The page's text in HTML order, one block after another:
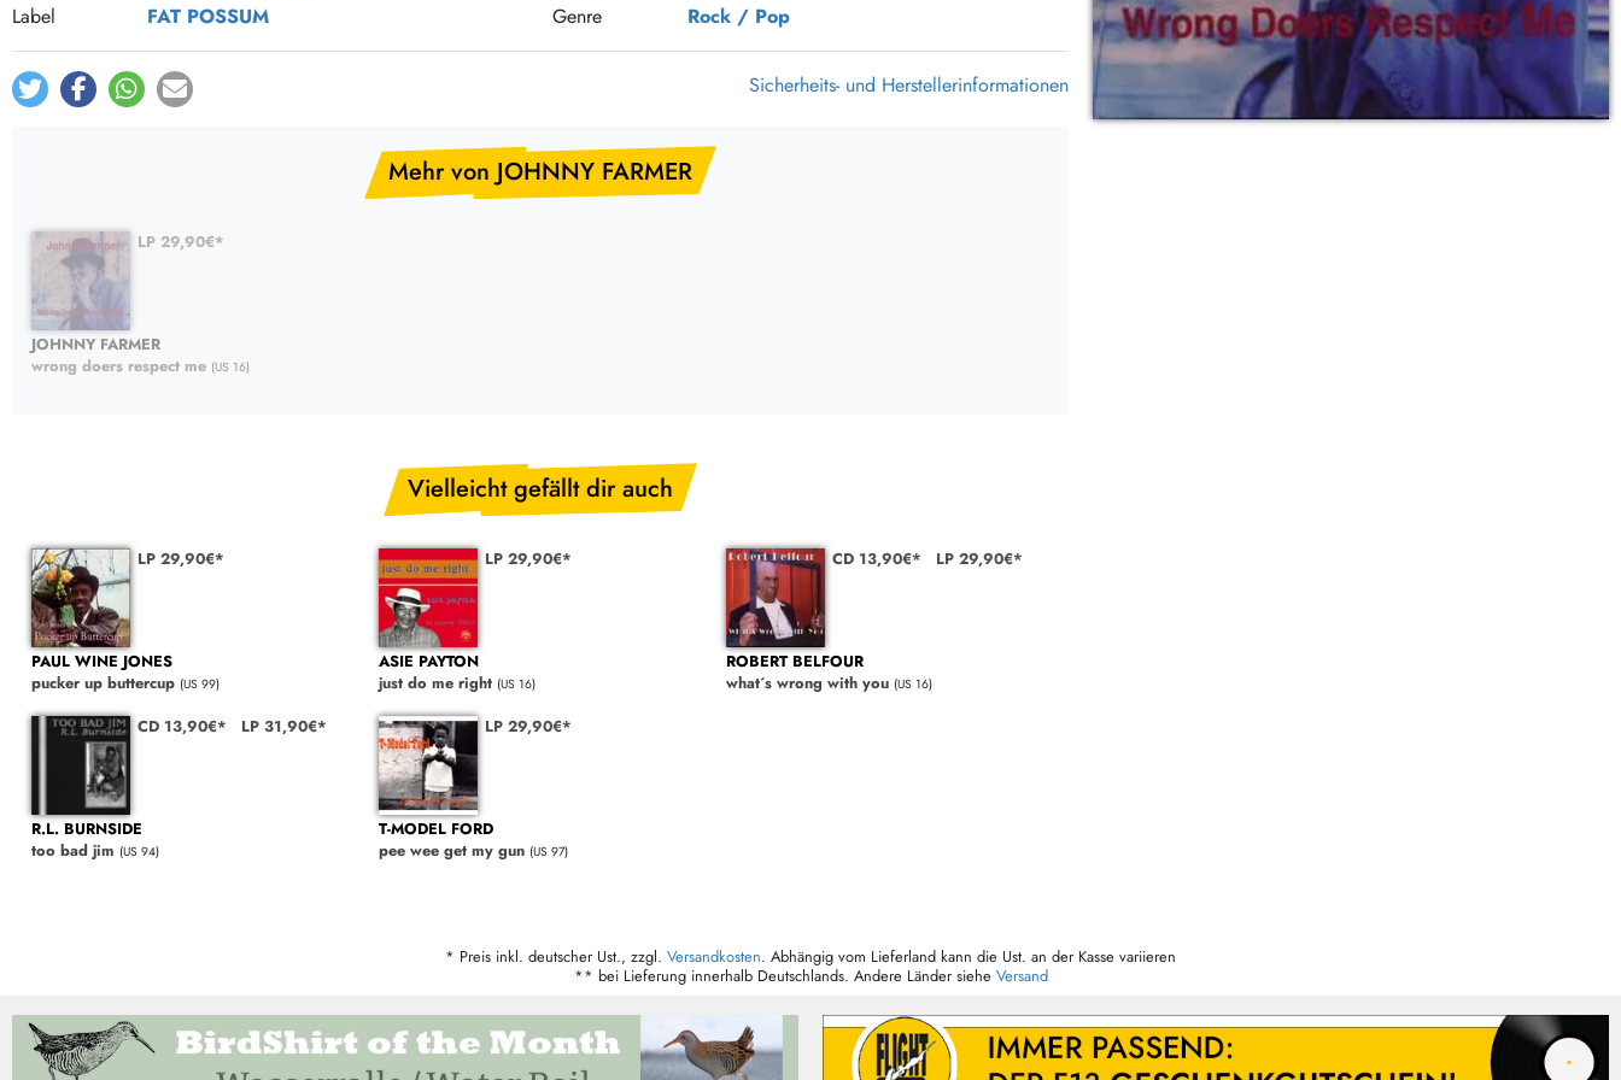
LP Hüllen, Zubehör
Bücher, Fanzines etc.
Rock / Pop
375 Aktion Vinyl Q3 2026
Clouds Hill & Broken Silence-Sommer-Aktion
RSD 2026
Epitaph Vinyl Günstiger
Label
FAT POSSUM Genre Rock / Pop
Sicherheits- und Herstellerinformationen
Mehr von JOHNNY FARMER
LP 29,90€*
JOHNNY FARMER
wrong doers respect me (US 16)
Vielleicht gefällt dir auch
LP 29,90€*
PAUL WINE JONES
pucker up buttercup (US 99)
LP 29,90€*
ASIE PAYTON
just do me right (US 16)
CD 13,90€* LP 29,90€*
ROBERT BELFOUR
what´s wrong with you (US 16)
CD 13,90€* LP 31,90€*
R.L. BURNSIDE
too bad jim (US 94)
LP 29,90€*
T-MODEL FORD
pee wee get my gun (US 97)
* Preis inkl. deutscher Ust., zzgl. Versandkosten. Abhängig vom Lieferland kann die Ust. an der Kasse variieren
** bei Lieferung innerhalb Deutschlands. Andere Länder siehe Versand